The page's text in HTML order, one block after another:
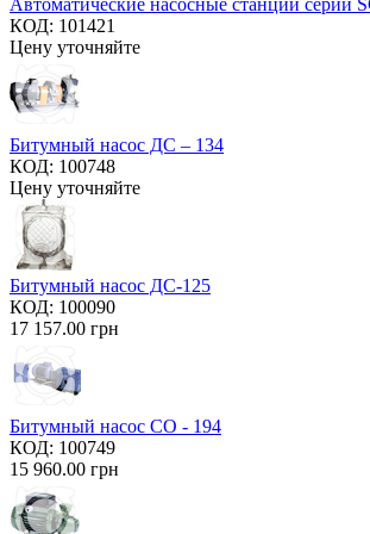
КОД: 101421
Цену уточняйте
Битумный насос ДС – 134
КОД: 100748
Цену уточняйте
Битумный насос ДС-125
КОД: 100090
17 157.00 грн
Битумный насос СО - 194
КОД: 100749
15 960.00 грн